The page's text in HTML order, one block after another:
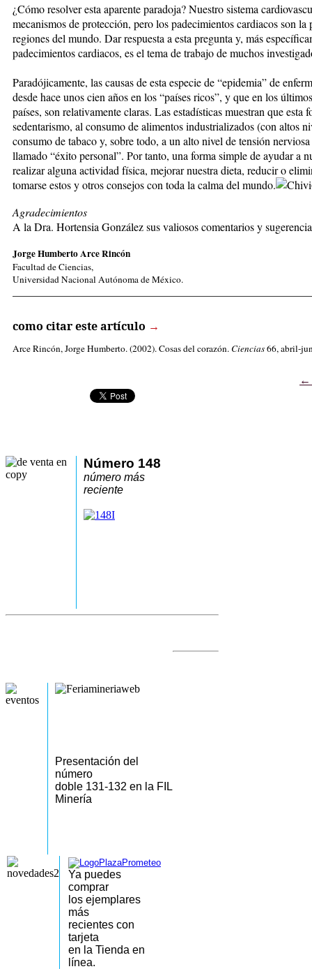
¿Cómo resolver esta aparente paradoja? Nuestro sistema
mecanismos de protección, pero los padecimientos cardiacos son la
regiones del mundo. Dar respuesta a esta pregunta y, más
padecimientos cardiacos, es el tema de trabajo de muchos
Paradójicamente, las causas de esta especie de “epidemia” de
desde hace unos cien años en los “países ricos”, y que en los
países, son relativamente claras. Las estadísticas muestran que esta
sedentarismo, al consumo de alimentos industrializados (con altos
consumo de tabaco y, sobre todo, a un alto nivel de tensión
llamado “éxito personal”. Por tanto, una forma simple de ayudar a
realizar alguna actividad física, mejorar nuestra dieta, reducir o
tomarse estos y otros consejos con toda la calma del mundo.
Agradecimientos
A la Dra. Hortensia González sus valiosos comentarios y
Jorge Humberto Arce Rincón
Facultad de Ciencias,
Universidad Nacional Autónoma de México.
como citar este artículo →
Arce Rincón, Jorge Humberto. (2002). Cosas del corazón. Ciencias66, abril-
Número 148
número más
reciente
Presentación del
número
doble 131-132 en la FIL
Minería
Ya puedes
comprar
los ejemplares
más
recientes con
tarjeta
en la Tienda en
línea.